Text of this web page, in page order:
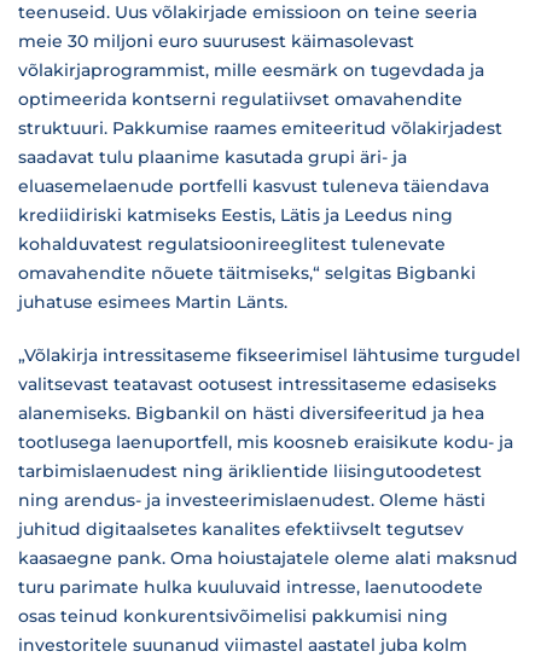
teenuseid. Uus võlakirjade emissioon on teine seeria
meie 30 miljoni euro suurusest käimasolevast
võlakirjaprogrammist, mille eesmärk on tugevdada ja
optimeerida kontserni regulatiivset omavahendite
struktuuri. Pakkumise raames emiteeritud võlakirjadest
saadavat tulu plaanime kasutada grupi äri- ja
eluasemelaenude portfelli kasvust tuleneva täiendava
krediidiriski katmiseks Eestis, Lätis ja Leedus ning
kohalduvatest regulatsioonireeglitest tulenevate
omavahendite nõuete täitmiseks,“ selgitas Bigbanki
juhatuse esimees Martin Länts.
„Võlakirja intressitaseme fikseerimisel lähtusime turgudel
valitsevast teatavast ootusest intressitaseme edasiseks
alanemiseks. Bigbankil on hästi diversifeeritud ja hea
tootlusega laenuportfell, mis koosneb eraisikute kodu- ja
tarbimislaenudest ning äriklientide liisingutoodetest
ning arendus- ja investeerimislaenudest. Oleme hästi
juhitud digitaalsetes kanalites efektiivselt tegutsev
kaasaegne pank. Oma hoiustajatele oleme alati maksnud
turu parimate hulka kuuluvaid intresse, laenutoodete
osas teinud konkurentsivõimelisi pakkumisi ning
investoritele suunanud viimastel aastatel juba kolm